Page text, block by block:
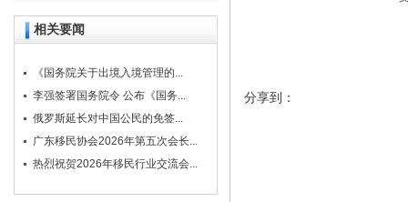
相关要闻
《国务院关于出境入境管理的...
李强签署国务院令 公布《国务...
俄罗斯延长对中国公民的免签...
广东移民协会2026年第五次会长...
热烈祝贺2026年移民行业交流会...
分享到：